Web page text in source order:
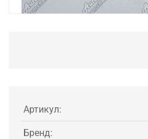
Артикул:
Бренд: